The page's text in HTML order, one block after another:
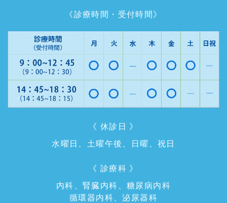
《診療時間・受付時間》
《 休診日 》
水曜日、土曜午後、日曜、祝日
《 診療科 》
内科、腎臓内科、糖尿病内科
循環器内科、泌尿器科